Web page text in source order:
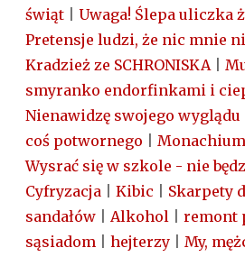
świąt
Uwaga! Ślepa uliczka
Pretensje ludzi, że nic mnie
Kradzież ze SCHRONISKA|
smyranko endorfinkami i
Nienawidzę swojego wyglądu
coś potwornego
Wysrać się w szkole - nie
Cyfryzacja
Kibic
Skarpety
sandałów
Alkohol
remont
sąsiadom
hejterzy
My,